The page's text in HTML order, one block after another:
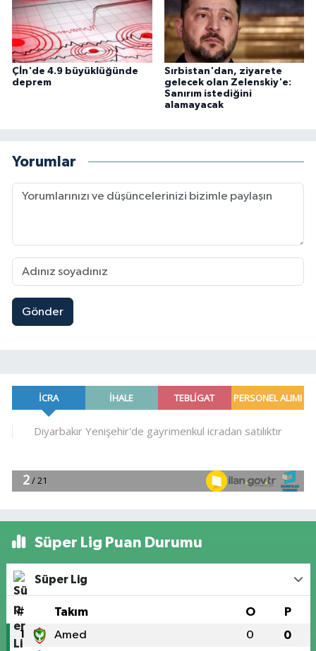
Çİn'de 4.9 büyüklüğünde
deprem
Sırbistan'dan, ziyarete
gelecek olan Zelenskiy'e:
Sanırım istediğini
alamayacak
Yorumlar
Gönder
Süper Lig Puan Durumu
Süper Lig
# Takım O P
1 Amed 0 0